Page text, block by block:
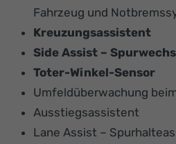
Fahrzeug und
Kreuzungsassistent
Side Assist –
Toter-Winkel-Sensor
Umfeldüberwachung
Ausstiegsassistent
Lane Assist –